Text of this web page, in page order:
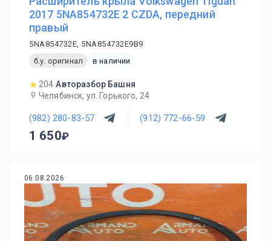
2017 5NA854732E 2 CZDA, передний
правый
5NA854732E, 5NA854732E9B9
б.у. оригинал
в наличии
204 Авторазбор Башня
Челябинск, ул. Горького, 24
(982) 280-83-57 (912) 772-66-59
1 650
06.08.2026